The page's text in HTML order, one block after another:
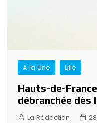
A la Une Lille
Hauts-de-
débranchée dès
La Rédaction